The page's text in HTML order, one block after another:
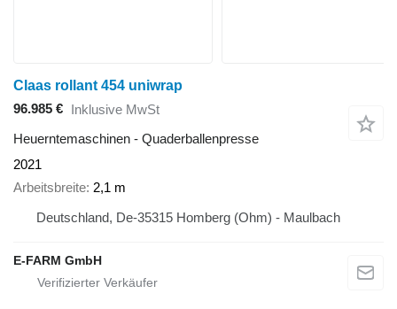
Claas rollant 454 uniwrap
96.985 € Inklusive MwSt
Heuerntemaschinen - Quaderballenpresse
2021
Arbeitsbreite 2,1 m
Deutschland, De-35315 Homberg (Ohm) - Maulbach
E-FARM GmbH